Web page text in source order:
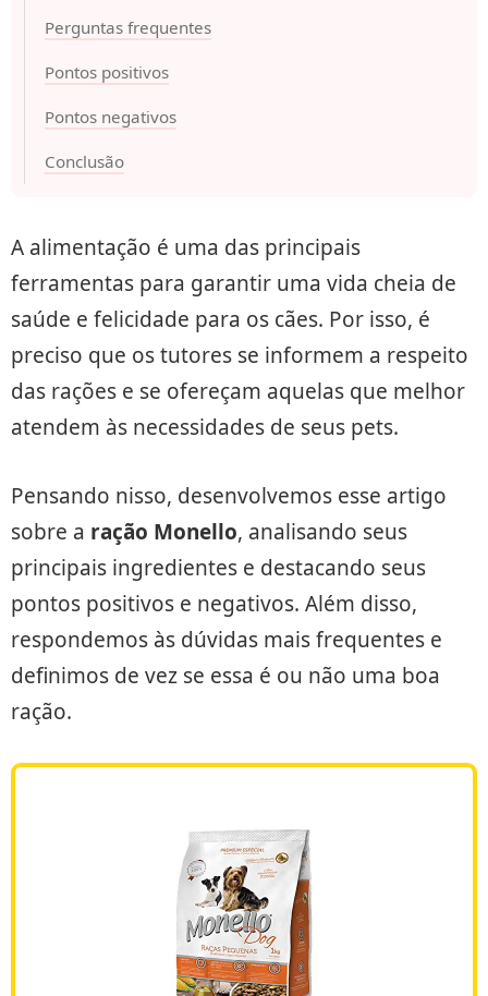
Perguntas frequentes
Pontos positivos
Pontos negativos
Conclusão
A alimentação é uma das principais
ferramentas para garantir uma vida cheia de
saúde e felicidade para os cães. Por isso, é
preciso que os tutores se informem a respeito
das rações e se ofereçam aquelas que melhor
atendem às necessidades de seus pets.
Pensando nisso, desenvolvemos esse artigo
sobre a ração Monello, analisando seus
principais ingredientes e destacando seus
pontos positivos e negativos. Além disso,
respondemos às dúvidas mais frequentes e
definimos de vez se essa é ou não uma boa
ração.